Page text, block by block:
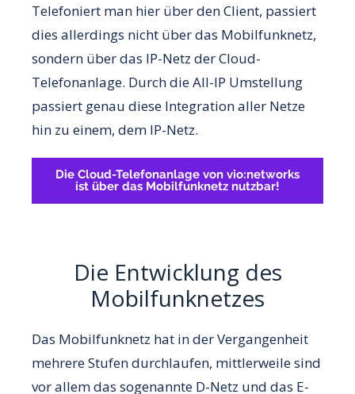
Telefoniert man hier über den Client, passiert
dies allerdings nicht über das Mobilfunknetz,
sondern über das IP-Netz der Cloud-
Telefonanlage. Durch die All-IP Umstellung
passiert genau diese Integration aller Netze
hin zu einem, dem IP-Netz.
Die Cloud-Telefonanlage von vio:networks
ist über das Mobilfunknetz nutzbar!
Die Entwicklung des
Mobilfunknetzes
Das Mobilfunknetz hat in der Vergangenheit
mehrere Stufen durchlaufen, mittlerweile sind
vor allem das sogenannte D-Netz und das E-